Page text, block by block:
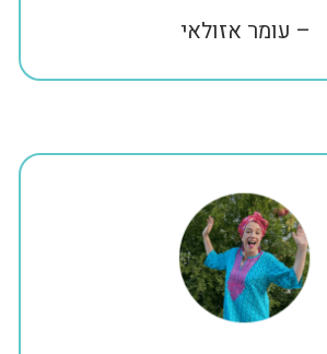
– עומר אזולאי